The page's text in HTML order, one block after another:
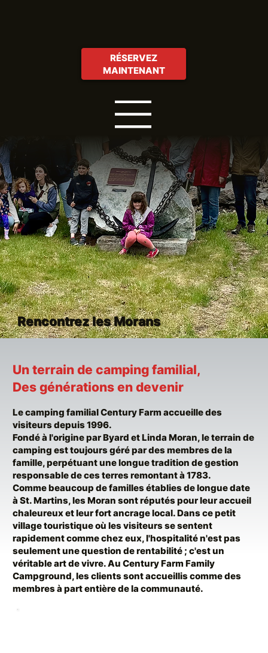
RÉSERVEZ
MAINTENANT
Rencontrez les Morans
Un terrain de camping familial,
Des générations en devenir
Le camping familial Century Farm accueille des
visiteurs depuis 1996.
Fondé à l'origine par Byard et Linda Moran, le terrain de
camping est toujours géré par des membres de la
famille, perpétuant une longue tradition de gestion
responsable de ces terres remontant à 1783.
Comme beaucoup de familles établies de longue date
à St. Martins, les Moran sont réputés pour leur accueil
chaleureux et leur fort ancrage local. Dans ce petit
village touristique où les visiteurs se sentent
rapidement comme chez eux, l'hospitalité n'est pas
seulement une question de rentabilité ; c'est un
véritable art de vivre. Au Century Farm Family
Campground, les clients sont accueillis comme des
membres à part entière de la communauté.